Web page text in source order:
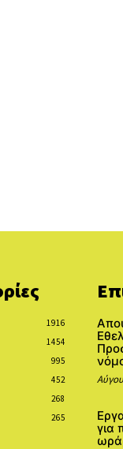
1916
1454
995
452
268
265
για